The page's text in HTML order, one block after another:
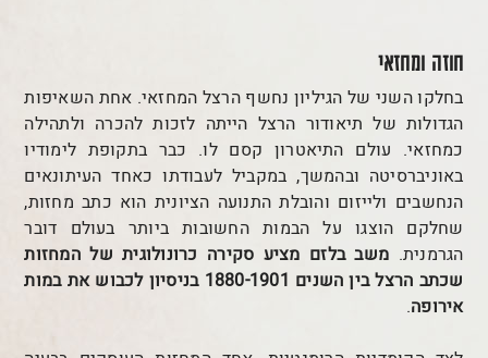
חוזה ומחזאי
בחלקו השני של הגיליון נחשף הרצל המחזאי. אחת השאיפות
הגדולות של תיאודור הרצל הייתה לזכות להכרה ולתהילה
כמחזאי. עולם התיאטרון קסם לו. כבר בתקופת לימודיו
באוניברסיטה ובהמשך, במקביל לעבודתו כאחד העיתונאים
הנחשבים ולייזום והובלת התנועה הציונית הוא כתב מחזות,
שחלקם הוצגו על הבמות החשובות ביותר בעולם דובר
הגרמנית. משב בלזם מציע סקירה כרונולוגית של המחזות
שכתב הרצל בין השנים 1880-1901 בניסיון לכבוש את במות
אירופה.